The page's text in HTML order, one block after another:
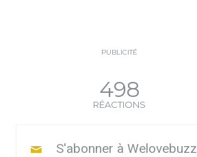
PUBLICITÉ
498
RÉACTIONS
S'abonner à Welovebuzz